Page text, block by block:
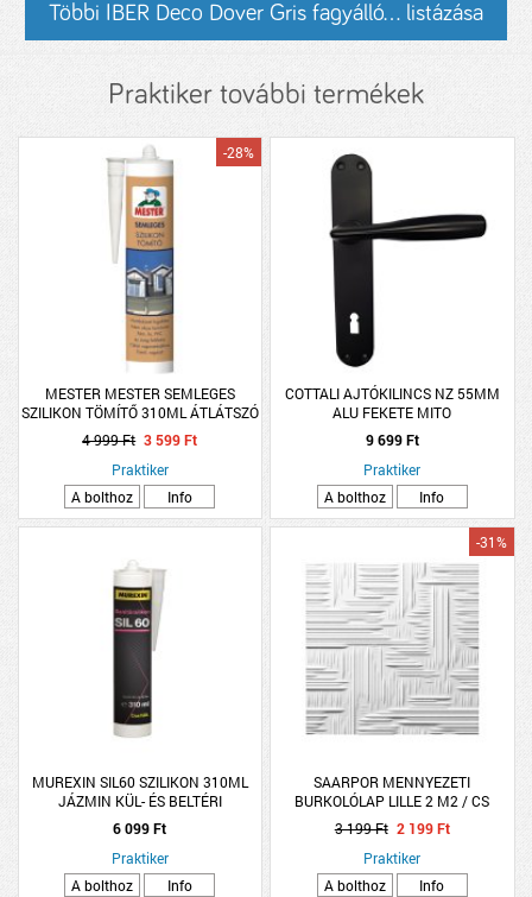
Többi IBER Deco Dover Gris fagyálló... listázása
Praktiker további termékek
MESTER MESTER SEMLEGES
SZILIKON TÖMÍTŐ 310ML ÁTLÁTSZÓ
-28%
4 999 Ft 3 599 Ft
Praktiker
A bolthoz
Info
COTTALI AJTÓKILINCS NZ 55MM
ALU FEKETE MITO
9 699 Ft
Praktiker
A bolthoz
Info
MUREXIN SIL60 SZILIKON 310ML
JÁZMIN KÜL- ÉS BELTÉRI
6 099 Ft
Praktiker
A bolthoz
Info
SAARPOR MENNYEZETI
BURKOLÓLAP LILLE 2 M2 / CS
50X50 CM
-31%
3 199 Ft 2 199 Ft
Praktiker
A bolthoz
Info